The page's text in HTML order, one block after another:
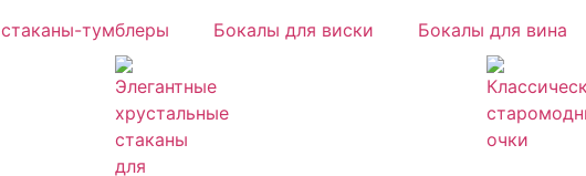
стаканы-тумблеры Бокалы для виски Бокалы для вина